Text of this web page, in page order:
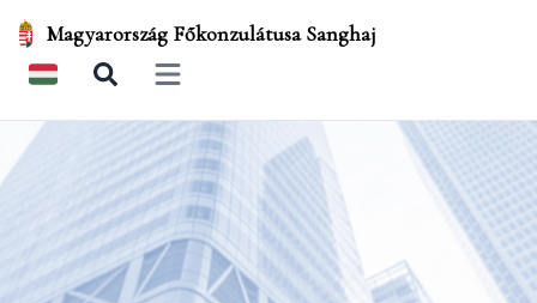
Magyarország Főkonzulátusa Sanghaj
Open main menu